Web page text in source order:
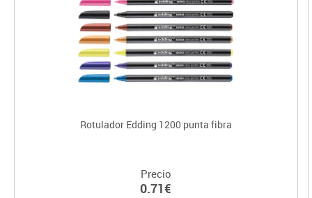
Rotulador Edding 1200 punta fibra
Precio
0.71€